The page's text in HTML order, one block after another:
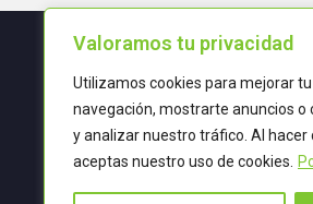
Valoramos tu privacidad
Utilizamos cookies para mejorar
navegación, mostrarte anuncios o
y analizar nuestro tráfico. Al hacer
aceptas nuestro uso de cookies.
Términos y
POLÍTICA DE
TRATAMIENTO DE